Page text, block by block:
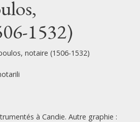
1532)
notaire (1506-1532)
à Candie. Autre graphie :